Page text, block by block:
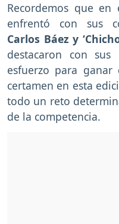
Recordemos que
enfrentó con sus
Carlos Báez y
destacaron con
esfuerzo para
certamen en esta
todo un reto
de la competencia.